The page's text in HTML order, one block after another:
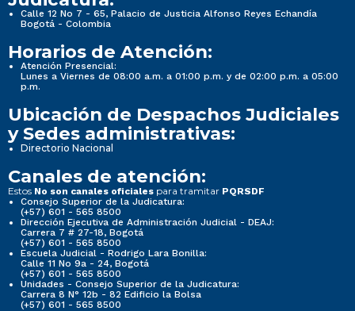
Noticias
Nueva imagen (2) (2)
3.1 Normativa de la Seccional
3.1.1 Sistema de búsquedas de normas, propio de
la entidad.
Noticias
Nueva imagen (2) (2)
3.1 Normativa de la Seccional
3.1.1 Sistema de búsquedas de normas, propio de
la entidad.
Calle 12 No 7 - 65, Palacio de Justicia Alfonso Reyes Echandía
Bogotá - Colombia
Horarios de Atención:
Atención Presencial:
Lunes a Viernes de 08:00 a.m. a 01:00 p.m. y de 02:00 p.m. a 05:00
p.m.
Ubicación de Despachos Judiciales
y Sedes administrativas:
Directorio Nacional
Canales de atención:
Estos No son canales oficiales para tramitar PQRSDF
Consejo Superior de la Judicatura:
(+57) 601 - 565 8500
Dirección Ejecutiva de Administración Judicial - DEAJ:
Carrera 7 # 27-18, Bogotá
(+57) 601 - 565 8500
Escuela Judicial - Rodrigo Lara Bonilla:
Calle 11 No 9a - 24, Bogotá
(+57) 601 - 565 8500
Unidades - Consejo Superior de la Judicatura:
Carrera 8 N° 12b - 82 Edificio la Bolsa
(+57) 601 - 565 8500